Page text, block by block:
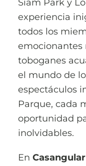
Siam Park y
experiencia
todos los
emocionantes
toboganes
el mundo de
espectáculos
Parque, cada
oportunidad
inolvidables.
En